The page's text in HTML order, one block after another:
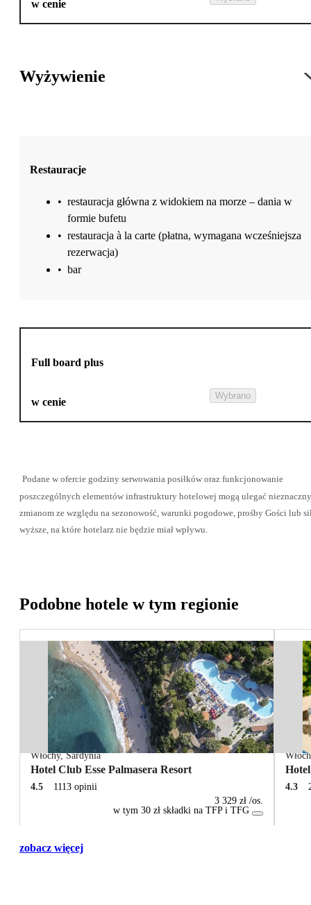
w cenie
Wyżywienie
Restauracje
• restauracja główna z widokiem na morze – dania w
formie bufetu
• restauracja à la carte (płatna, wymagana wcześniejsza
rezerwacja)
• bar
Full board plus
w cenie
Wybrano
Podane w ofercie godziny serwowania posiłków oraz funkcjonowanie
poszczególnych elementów infrastruktury hotelowej mogą ulegać
zmianom ze względu na sezonowość, warunki pogodowe, prośby Gości lub
wyższe, na które hotelarz nie będzie miał wpływu.
Podobne hotele w tym regionie
Włochy,Sardynia
Hotel Club Esse Palmasera Resort
4.5
1113 opinii
3 329 zł /os.
w tym 30 zł składki na TFP i TFG
4.3
zobacz więcej